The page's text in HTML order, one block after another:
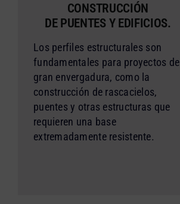
CONSTRUCCIÓN
DE PUENTES Y EDIFICIOS.
Los perfiles estructurales son
fundamentales para proyectos de
gran envergadura, como la
construcción de rascacielos,
puentes y otras estructuras que
requieren una base
extremadamente resistente.